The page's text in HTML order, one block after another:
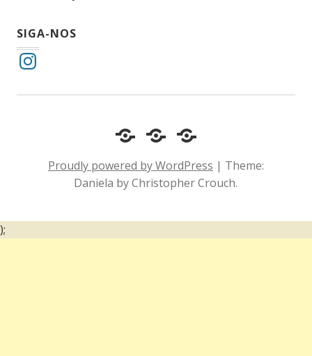
SIGA-NOS
Instagram
Cotidiano
Comportamento
Inclusão
e
Acessibilidade
Diário
um
surdo
Proudly powered by WordPress | Theme:
Daniela by Christopher Crouch.
);